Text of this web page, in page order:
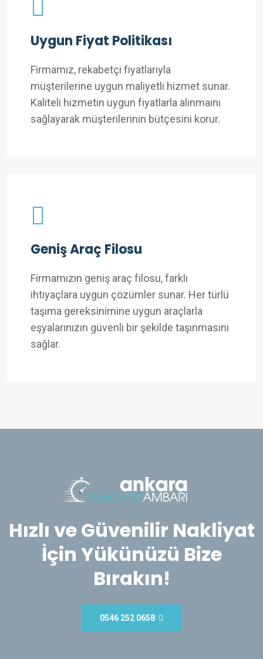
Uygun Fiyat Politikası
Firmamız, rekabetçi fiyatlarıyla
müşterilerine uygun maliyetli hizmet sunar.
Kaliteli hizmetin uygun fiyatlarla alınmaını
sağlayarak müşterilerinin bütçesini korur.
Geniş Araç Filosu
Firmamızın geniş araç filosu, farklı
ihtiyaçlara uygun çözümler sunar. Her türlü
taşıma gereksinimine uygun araçlarla
eşyalarınızın güvenli bir şekilde taşınmasını
sağlar.
Hızlı ve Güvenilir Nakliyat
İçin Yükünüzü Bize
Bırakın!
0546 252 0658